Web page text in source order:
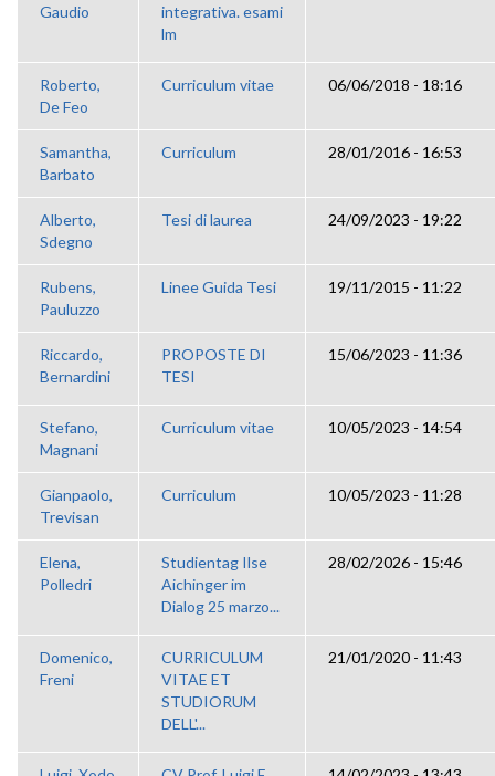
Gaudio
integrativa. esami
lm
Roberto,
De Feo
Curriculum vitae 06/06/2018 - 18:16
Samantha,
Barbato
Curriculum 28/01/2016 - 16:53
Alberto,
Sdegno
Tesi di laurea 24/09/2023 - 19:22
Rubens,
Pauluzzo
Linee Guida Tesi 19/11/2015 - 11:22
Riccardo,
Bernardini
PROPOSTE DI
TESI
15/06/2023 - 11:36
Stefano,
Magnani
Curriculum vitae 10/05/2023 - 14:54
Gianpaolo,
Trevisan
Curriculum 10/05/2023 - 11:28
Elena,
Polledri
Studientag Ilse
Aichinger im
Dialog 25 marzo...
28/02/2026 - 15:46
Domenico,
Freni
CURRICULUM
VITAE ET
STUDIORUM
DELL'...
21/01/2020 - 11:43